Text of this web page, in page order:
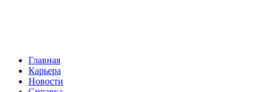
Главная
Карьера
Новости